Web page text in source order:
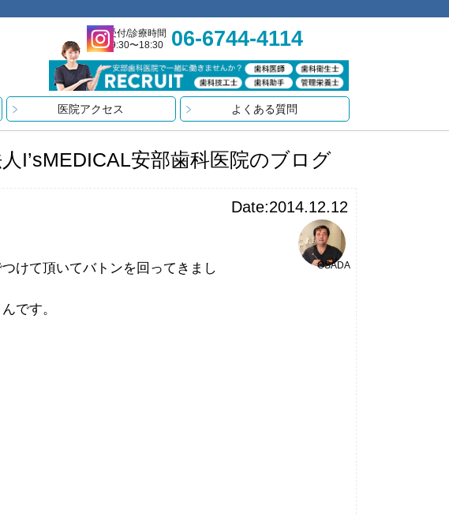
受付/診療時間
9:30〜18:30
06-6744-4114
医院アクセス よくある質問
I’sMEDICAL安部歯科医院のブログ
Date:2014.12.12
OSADA
けて頂いてバトンを回ってきまし
です。